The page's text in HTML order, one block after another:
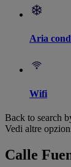
Aria
Wifi
Back to search
Vedi altre
Calle